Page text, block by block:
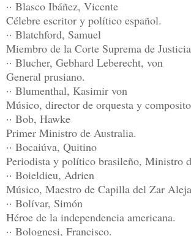
·· Blasco Ibáñez, Vicente
Célebre escritor y político español.
·· Blatchford, Samuel
Miembro de la Corte Suprema de
·· Blucher, Gebhard Leberecht, von
General prusiano.
·· Blumenthal, Kasimir von
Músico, director de orquesta y
·· Bob, Hawke
Primer Ministro de Australia.
·· Bocaiúva, Quitino
Periodista y político brasileño, Ministro
·· Boieldieu, Adrien
Músico, Maestro de Capilla del Zar
·· Bolívar, Simón
Héroe de la independencia americana.
·· Bolognesi, Francisco.